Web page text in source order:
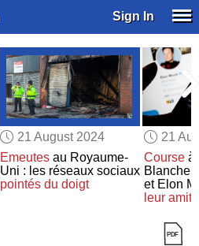
Sign In
21 August 2024
Emeutesau Royaume-
Uni : les réseaux sociaux
pointés du doigt
21
Courseà
Blanche
et Elon
leur